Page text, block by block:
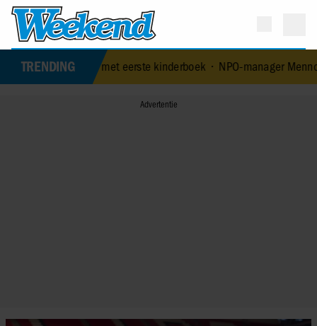
TRENDING
met eerste kinderboek• NPO-manager Menno de Boer